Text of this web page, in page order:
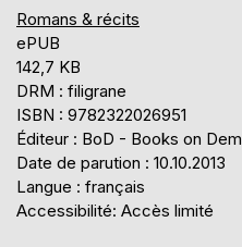
Romans & récits
ePUB
142,7 KB
DRM : filigrane
ISBN : 9782322026951
Éditeur : BoD - Books on
Date de parution : 10.10.2013
Langue : français
Accessibilité: Accès limité